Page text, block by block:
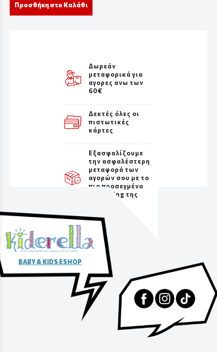
Προσθήκη στο Καλάθι
Δωρεάν
μεταφορικά για
αγορες ανω των
60€
Δεκτές όλες οι
πιστωτικές
κάρτες
Εξασφαλίζουμε
την ασφαλέστερη
μεταφορά των
αγορών σου με το
πιο προσεγμένο
packaging της
BABY & KIDS ESHOP